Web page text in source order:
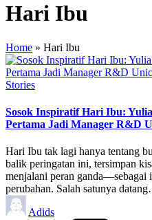
Hari Ibu
Home » Hari Ibu
Posted
Stories
Sosok Inspiratif Hari Ibu:
Pertama Jadi Manager R&D
Hari Ibu tak lagi hanya tentang
balik peringatan ini, tersimpan
menjalani peran ganda—sebagai
perubahan. Salah satunya
Posted
by
Adids